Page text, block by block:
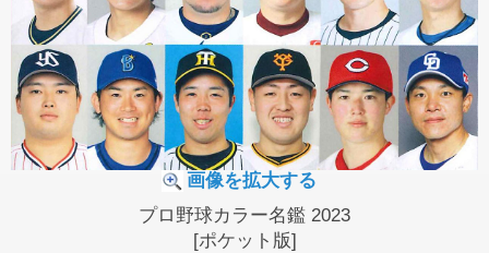
画像を拡大する
プロ野球カラー名鑑 2023
[ポケット版]